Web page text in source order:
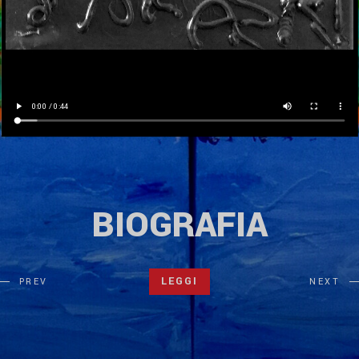
BIOGRAFIA
LEGGI
PREV NEXT